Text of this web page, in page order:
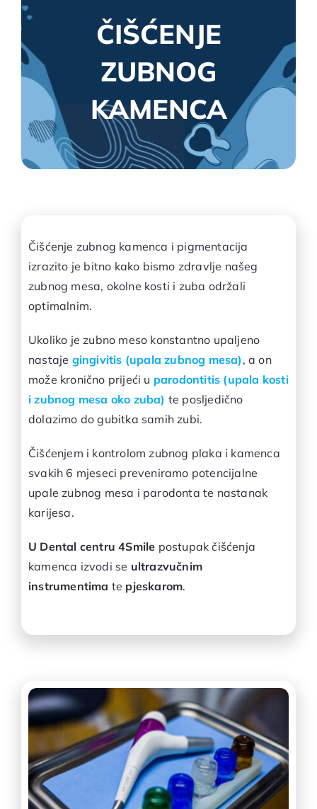
ČIŠĆENJE
ZUBNOG
KAMENCA
Čišćenje zubnog kamenca i pigmentacija
izrazito je bitno kako bismo zdravlje našeg
zubnog mesa, okolne kosti i zuba održali
optimalnim.
Ukoliko je zubno meso konstantno upaljeno
nastaje gingivitis (upala zubnog mesa) , a on
može kronično prijeći u parodontitis (upala kosti
i zubnog mesa oko zuba) te posljedično
dolazimo do gubitka samih zubi.
Čišćenjem i kontrolom zubnog plaka i kamenca
svakih 6 mjeseci preveniramo potencijalne
upale zubnog mesa i parodonta te nastanak
karijesa.
U Dental centru 4Smile postupak čišćenja
kamenca izvodi se ultrazvučnim
instrumentima te pjeskarom.